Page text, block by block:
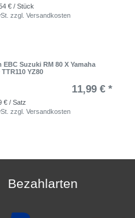
€ / Stück
zzgl.Versandkosten
EBC Suzuki RM 80 X Yamaha
TTR110 YZ80
11,99 € *
€ / Satz
zzgl.Versandkosten
Bezahlarten